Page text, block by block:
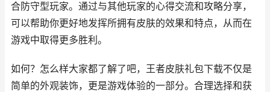
合防守型玩家。通过与其他玩家的心得交流和攻略分享，
可以帮助你更好地发挥所拥有皮肤的效果和特点，从而在
游戏中取得更多胜利。
如何？怎么样大家都了解了吧，王者皮肤礼包下载不仅是
简单的外观装饰，更是游戏体验的一部分。合理选择和获